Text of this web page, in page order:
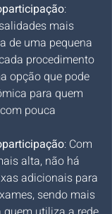
:
mais
de uma pequena
procedimento
opção que pode
para quem
pouca
: Com
alta, não há
adicionais para
sendo mais